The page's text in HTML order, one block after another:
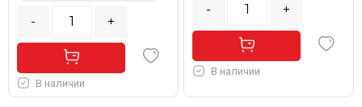
- +
В наличии
- +
В наличии